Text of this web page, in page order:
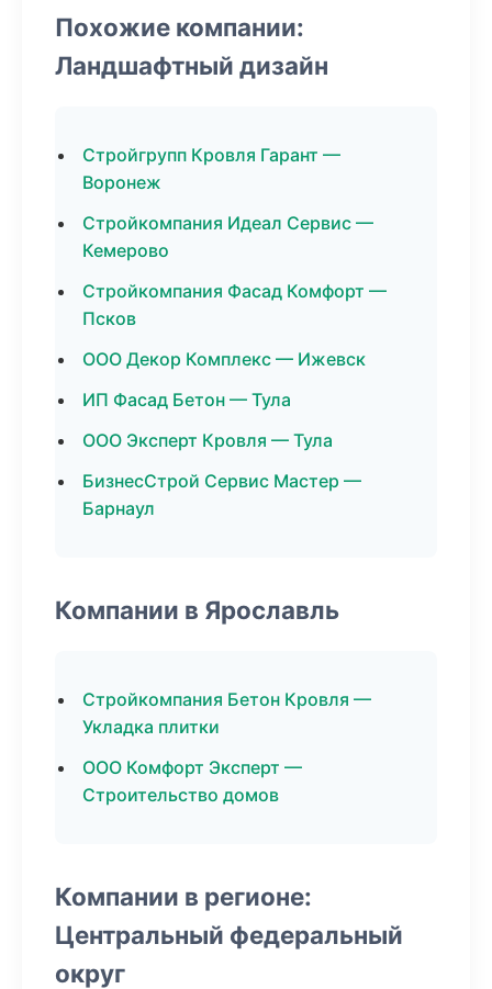
Похожие компании:
Ландшафтный дизайн
Стройгрупп Кровля Гарант —
Воронеж
Стройкомпания Идеал Сервис —
Кемерово
Стройкомпания Фасад Комфорт —
Псков
ООО Декор Комплекс — Ижевск
ИП Фасад Бетон — Тула
ООО Эксперт Кровля — Тула
БизнесСтрой Сервис Мастер —
Барнаул
Компании в Ярославль
Стройкомпания Бетон Кровля —
Укладка плитки
ООО Комфорт Эксперт —
Строительство домов
Компании в регионе:
Центральный федеральный
округ